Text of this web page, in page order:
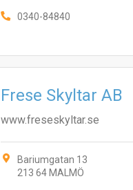
0340-84840
Frese Skyltar AB
www.freseskyltar.se
Bariumgatan 13
213 64 MALMÖ